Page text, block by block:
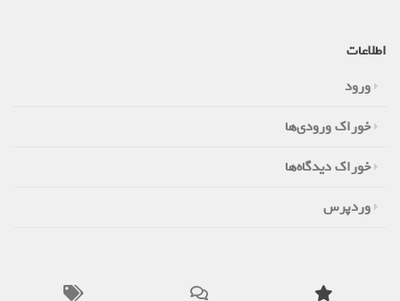
اطلاعات
ورود
خوراک ورودی‌ها
خوراک دیدگاه‌ها
وردپرس